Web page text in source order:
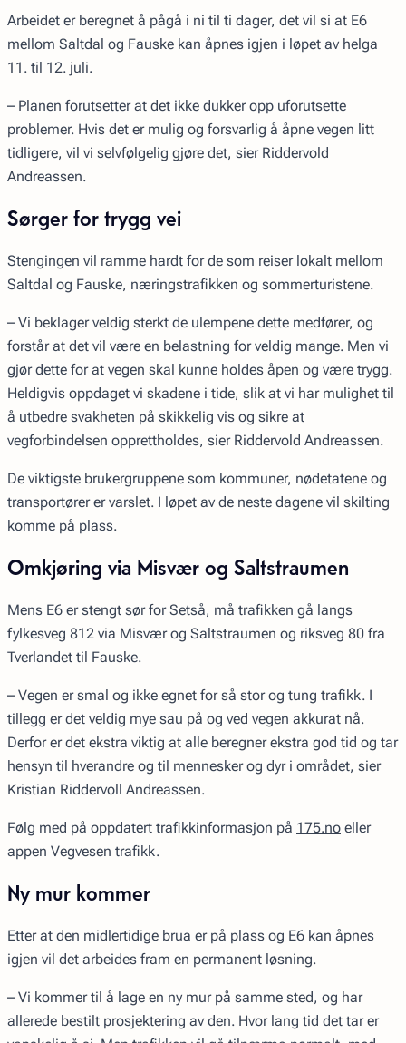
Arbeidet er beregnet å pågå i ni til ti dager, det vil si at E6
mellom Saltdal og Fauske kan åpnes igjen i løpet av helga
11. til 12. juli.
– Planen forutsetter at det ikke dukker opp uforutsette
problemer. Hvis det er mulig og forsvarlig å åpne vegen litt
tidligere, vil vi selvfølgelig gjøre det, sier Riddervold
Andreassen.
Sørger for trygg vei
Stengingen vil ramme hardt for de som reiser lokalt mellom
Saltdal og Fauske, næringstrafikken og sommerturistene.
– Vi beklager veldig sterkt de ulempene dette medfører, og
forstår at det vil være en belastning for veldig mange. Men vi
gjør dette for at vegen skal kunne holdes åpen og være trygg.
Heldigvis oppdaget vi skadene i tide, slik at vi har mulighet til
å utbedre svakheten på skikkelig vis og sikre at
vegforbindelsen opprettholdes, sier Riddervold Andreassen.
De viktigste brukergruppene som kommuner, nødetatene og
transportører er varslet. I løpet av de neste dagene vil skilting
komme på plass.
Omkjøring via Misvær og Saltstraumen
Mens E6 er stengt sør for Setså, må trafikken gå langs
fylkesveg 812 via Misvær og Saltstraumen og riksveg 80 fra
Tverlandet til Fauske.
– Vegen er smal og ikke egnet for så stor og tung trafikk. I
tillegg er det veldig mye sau på og ved vegen akkurat nå.
Derfor er det ekstra viktig at alle beregner ekstra god tid og tar
hensyn til hverandre og til mennesker og dyr i området, sier
Kristian Riddervoll Andreassen.
Følg med på oppdatert trafikkinformasjon på 175.no eller
appen Vegvesen trafikk.
Ny mur kommer
Etter at den midlertidige brua er på plass og E6 kan åpnes
igjen vil det arbeides fram en permanent løsning.
– Vi kommer til å lage en ny mur på samme sted, og har
allerede bestilt prosjektering av den. Hvor lang tid det tar er